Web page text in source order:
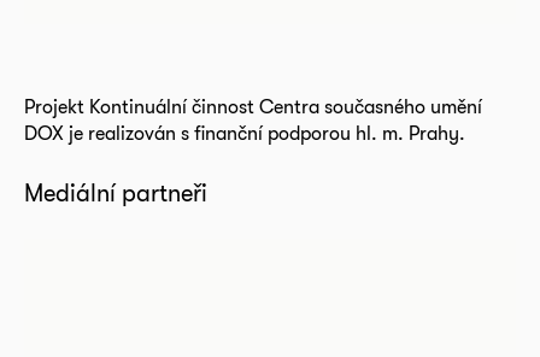
Projekt Kontinuální činnost Centra současného umění
DOX je realizován s finanční podporou hl. m. Prahy.
Mediální partneři